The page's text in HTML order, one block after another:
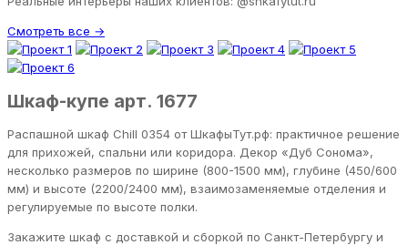
Смотреть все →
Шкаф-купе арт. 1677
Распашной шкаф Chill 0354 от ШкафыТут.рф: практичное решение
для прихожей, спальни или коридора. Декор «Дуб Сонома»,
несколько размеров по ширине (800-1500 мм), глубине (450/600
мм) и высоте (2200/2400 мм), взаимозаменяемые отделения и
регулируемые по высоте полки.
Закажите шкаф с доставкой и сборкой по Санкт-Петербургу и